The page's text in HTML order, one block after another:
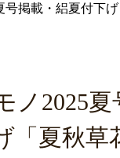
号掲載・絽夏付下
ノ2025夏
「夏秋草